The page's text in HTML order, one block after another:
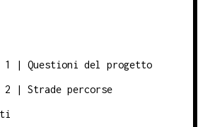
| Questioni del progetto
| Strade percorse